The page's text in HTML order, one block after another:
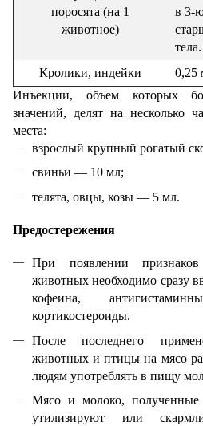
поросята (на 1
животное)
в 3-
тела.
Кролики, индейки
0,25
Инъекции, объем которых
значений, делят на несколько
места:
взрослый крупный рогатый
свиньи — 10 мл;
телята, овцы, козы — 5 мл.
Предостережения
При появлении
животных необходимо сразу
кофеина,
кортикостероиды.
После последнего
животных и птицы на мясо
людям употреблять в пищу
Мясо и молоко, полученные
утилизируют или